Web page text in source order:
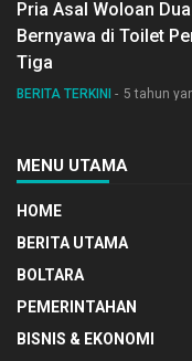
Pria Asal Woloan
Bernyawa di Toilet
Tiga
BERITA TERKINI 5 tahun
MENU UTAMA
HOME
BERITA UTAMA
BOLTARA
PEMERINTAHAN
BISNIS & EKONOMI